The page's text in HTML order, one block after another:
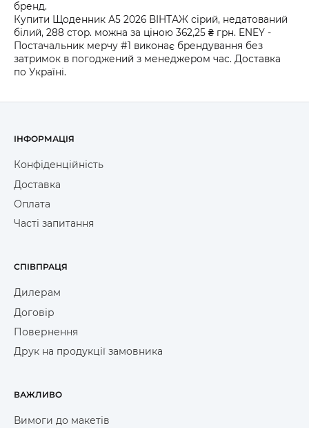
бренд.
Купити Щоденник А5 2026 ВІНТАЖ сірий, недатований
білий, 288 стор. можна за ціною 362,25 ₴ грн. ENEY -
Постачальник мерчу #1 виконає брендування без
затримок в погоджений з менеджером час. Доставка
по Україні.
ІНФОРМАЦІЯ
Конфіденційність
Доставка
Оплата
Часті запитання
СПІВПРАЦЯ
Дилерам
Договір
Повернення
Друк на продукції замовника
ВАЖЛИВО
Вимоги до макетів